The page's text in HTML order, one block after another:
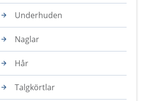
Underhuden
Naglar
Hår
Talgkörtlar